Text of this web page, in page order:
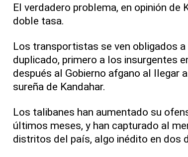
El verdadero problema, en opinión de
doble tasa.
Los transportistas se ven obligados
duplicado, primero a los insurgentes
después al Gobierno afgano al llegar
sureña de Kandahar.
Los talibanes han aumentado su
últimos meses, y han capturado al
distritos del país, algo inédito en dos